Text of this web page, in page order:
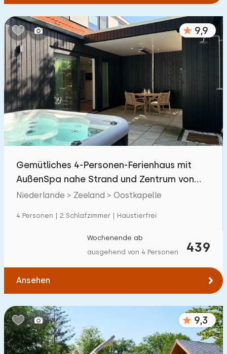
9,9
Gemütliches 4-Personen-Ferienhaus mit
AußenSpa nahe Strand und Zentrum von
Oostkapelle
Niederlande > Zeeland > Oostkapelle
4 Personen | 2 Schlafzimmer | Haustierfrei
439
Wochenende ab
ausgehend von 4 Personen
Ansehen
9,3